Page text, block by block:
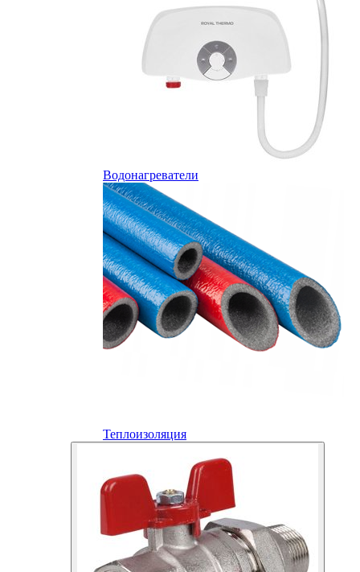
Водонагреватели
Теплоизоляция